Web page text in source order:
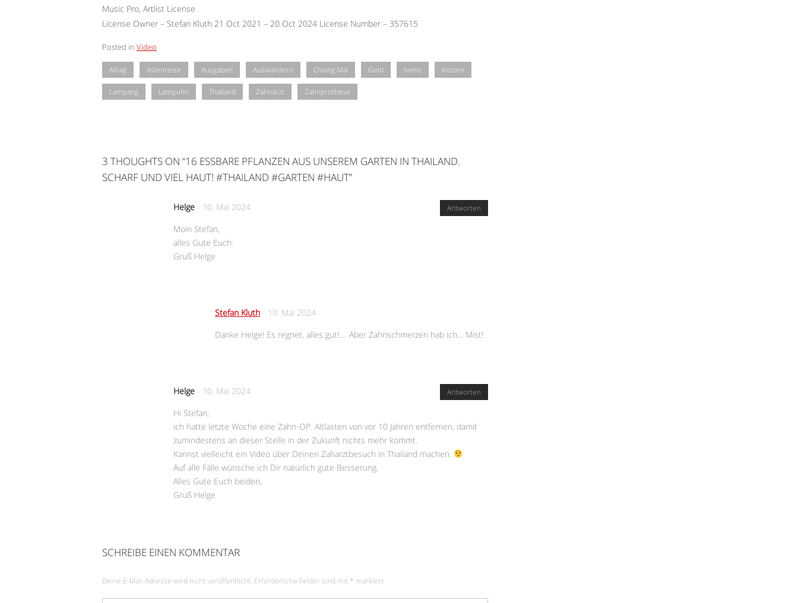
Music Pro, Artlist License
License Owner – Stefan Kluth 21 Oct 2021 – 20 Oct 2024 License Number – 357615
Posted in Video
Alltag Asienreise Ausgaben Auswandern Chiang Mai Geld heinz Kosten
Lampang Lampuhn Thailand Zahnarzt Zahnprothese
3 THOUGHTS ON “16 ESSBARE PFLANZEN AUS UNSEREM GARTEN IN THAILAND.
SCHARF UND VIEL HAUT! #THAILAND #GARTEN #HAUT”
Antworten
Helge - 10. Mai 2024
Moin Stefan,
alles Gute Euch.
Gruß Helge
Stefan Kluth - 10. Mai 2024
Danke Helge! Es regnet, alles gut!…. Aber Zahnschmerzen hab ich… Mist!
Antworten
Helge - 10. Mai 2024
Hi Stefan,
ich hatte letzte Woche eine Zahn-OP. Altlasten von vor 10 Jahren entfernen, damit
zumindestens an dieser Stelle in der Zukunft nichts mehr kommt.
Kannst vielleicht ein Video über Deinen Zaharztbesuch in Thailand machen.
Auf alle Fälle wünsche ich Dir natürlich gute Besserung.
Alles Gute Euch beiden,
Gruß Helge
SCHREIBE EINEN KOMMENTAR
Deine E-Mail-Adresse wird nicht veröffentlicht. Erforderliche Felder sind mit * markiert